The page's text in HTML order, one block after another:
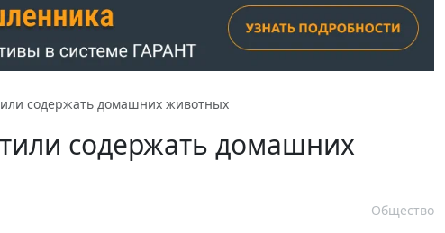
содержать домашних животных
содержать домашних
Общество